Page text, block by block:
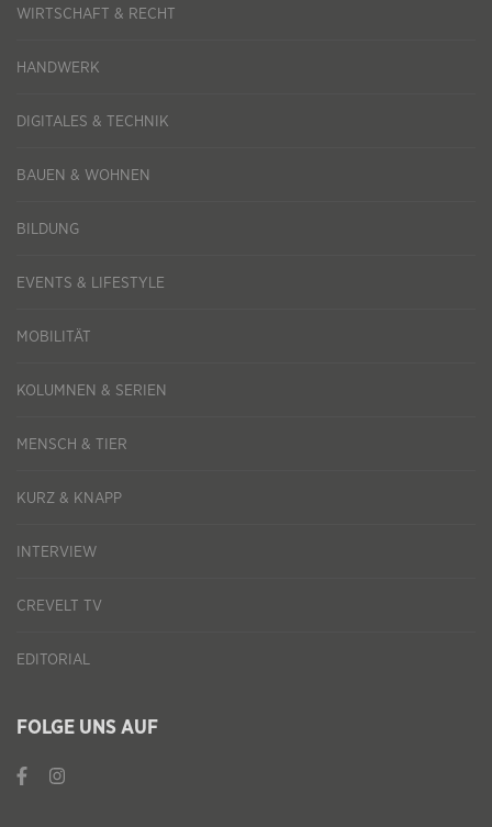
WIRTSCHAFT & RECHT
HANDWERK
DIGITALES & TECHNIK
BAUEN & WOHNEN
BILDUNG
EVENTS & LIFESTYLE
MOBILITÄT
KOLUMNEN & SERIEN
MENSCH & TIER
KURZ & KNAPP
INTERVIEW
CREVELT TV
EDITORIAL
FOLGE UNS AUF